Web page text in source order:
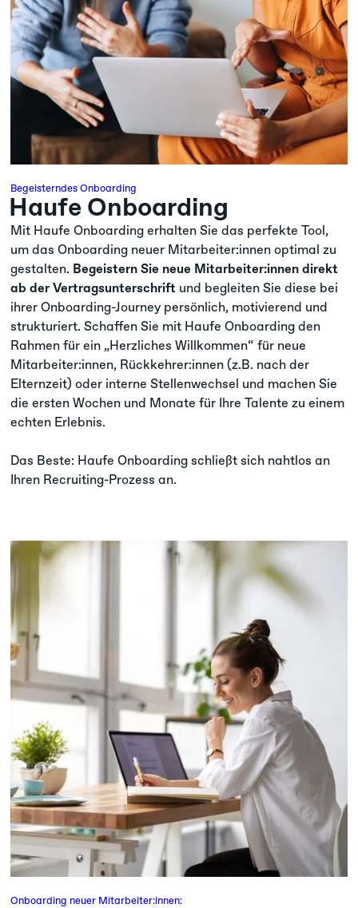
Begeisterndes Onboarding
Haufe Onboarding
Mit Haufe Onboarding erhalten Sie das perfekte Tool,
um das Onboarding neuer Mitarbeiter:innen optimal zu
gestalten. Begeistern Sie neue Mitarbeiter:innen direkt
ab der Vertragsunterschrift und begleiten Sie diese bei
ihrer Onboarding-Journey persönlich, motivierend und
strukturiert. Schaffen Sie mit Haufe Onboarding den
Rahmen für ein „Herzliches Willkommen“ für neue
Mitarbeiter:innen, Rückkehrer:innen (z.B. nach der
Elternzeit) oder interne Stellenwechsel und machen Sie
die ersten Wochen und Monate für Ihre Talente zu einem
echten Erlebnis.
Das Beste: Haufe Onboarding schließt sich nahtlos an
Ihren Recruiting-Prozess an.
Onboarding neuer Mitarbeiter:innen: